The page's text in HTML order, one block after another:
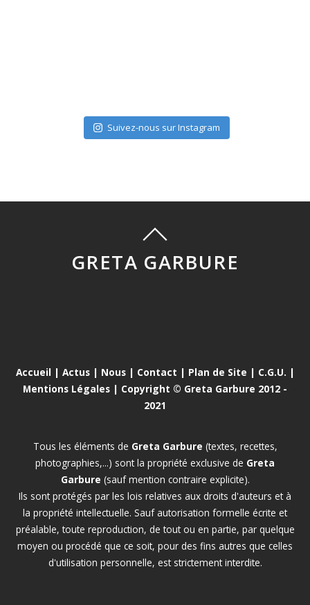
Suivez-nous sur Instagram
GRETA GARBURE
Accueil | Actus| Nous| Contact | Plan de Site | C.G.U. |
Mentions Légales | Copyright © Greta Garbure 2012 -
2021
Tous les éléments de Greta Garbure (textes, recettes,
photographies,...) sont la propriété exclusive de Greta
Garbure (sauf mention contraire explicite).
Ils sont protégés par les lois relatives aux droits d'auteurs et à
la propriété intellectuelle. Sauf autorisation formelle écrite et
préalable, toute reproduction, de tout ou en partie, par quelque
moyen ou procédé que ce soit, pour des fins autres que celles
d'utilisation personnelle, est strictement interdite.